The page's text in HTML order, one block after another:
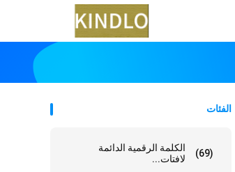
الفئات
الكلمة الرقمية الدائمة
لافتات...
(69)